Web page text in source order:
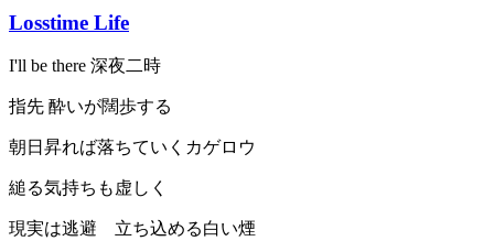
Losstime Life
I'll be there 深夜二時
指先 酔いが闊歩する
朝日昇れば落ちていくカゲロウ
縋る気持ちも虚しく
現実は逃避 立ち込める白い煙